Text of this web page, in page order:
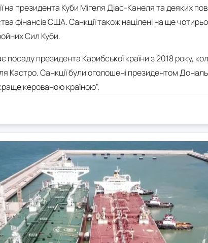
президента Куби Мігеля Діас-Канеля та деяких
фінансів США. Санкції також націлені на ще
Сил Куби.
посаду президента Карибської країни з 2018 року,
Кастро. Санкції були оголошені президентом
керованою країною".